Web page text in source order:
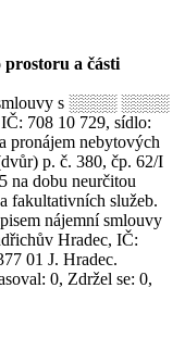
prostoru a části
smlouvy s ░░░░ ░░░░
708 10 729, sídlo:
pronájem nebytových
p. č. 380, čp. 62/I
na dobu neurčitou
fakultativních služeb.
nájemní smlouvy
Hradec, IČ:
01 J. Hradec.
0, Zdržel se: 0,